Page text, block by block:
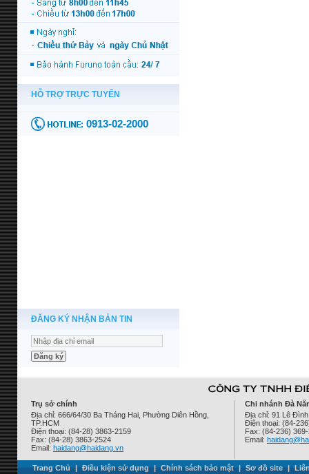
ĐĂNG KÝ NHẬN BẢN TIN
Trụ sở chính
Địa chỉ: 666/64/30 Ba Tháng Hai, Phường Diên Hồng,
TP.HCM
Điện thoại: (84-28) 3863-2159
Fax: (84-28) 3863-2524
Email: haidang@haidang.vn
Chi nhánh Đà
Địa chỉ: 91 Lê
Điện thoại: (84-
Fax: (84-236)
Email:
Trang Chủ | Điều kiện sử dụng | Chính sách bảo mật | Sơ đồ site |